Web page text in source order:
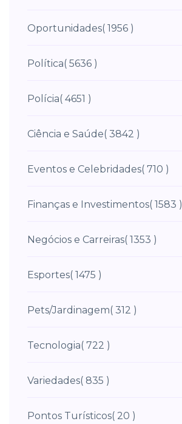
Oportunidades( 1956 )
Política( 5636 )
Polícia( 4651 )
Ciência e Saúde( 3842 )
Eventos e Celebridades( 710 )
Finanças e Investimentos( 1583 )
Negócios e Carreiras( 1353 )
Esportes( 1475 )
Pets/Jardinagem( 312 )
Tecnologia( 722 )
Variedades( 835 )
Pontos Turísticos( 20 )